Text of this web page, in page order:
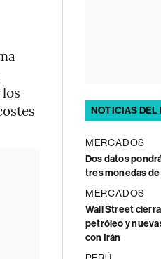
NOTICIAS DEL
MERCADOS
Dos datos
tres monedas
MERCADOS
Wall Street
petróleo y
con Irán